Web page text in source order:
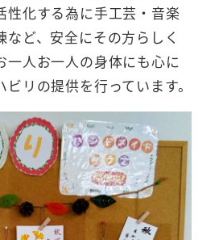
性化する為に手工芸・音楽
など、安全にその方らしく
一人お一人の身体にも心に
リの提供を行っています。